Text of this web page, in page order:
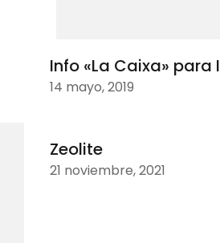
Info «La Caixa» para
14 mayo, 2019
Zeolite
21 noviembre, 2021